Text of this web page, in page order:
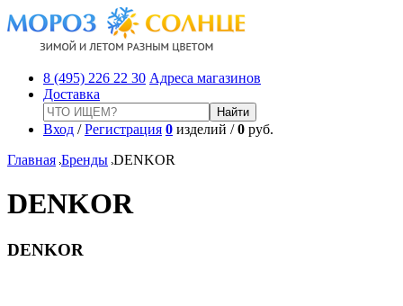
8 (495) 226 22 30 Адреса магазинов
Доставка
Вход /Регистрация 0 изделий /0 руб.
Главная Бренды DENKOR
DENKOR
DENKOR